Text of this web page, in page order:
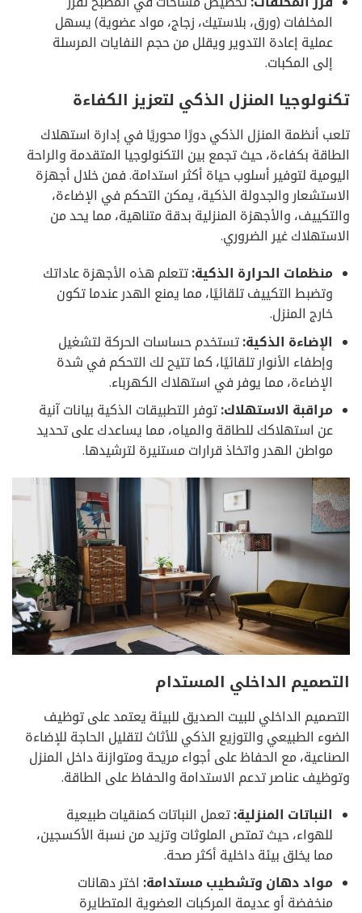
المخلفات (ورق، بلاستيك، زجاج، مواد عضوية) يسهل
عملية إعادة التدوير ويقلل من حجم النفايات المرسلة
إلى المكبات.
تكنولوجيا المنزل الذكي لتعزيز الكفاءة
تلعب أنظمة المنزل الذكي دورًا محوريًا في إدارة استهلاك
الطاقة بكفاءة، حيث تجمع بين التكنولوجيا المتقدمة والراحة
اليومية لتوفير أسلوب حياة أكثر استدامة. فمن خلال أجهزة
الاستشعار والجدولة الذكية، يمكن التحكم في الإضاءة،
والتكييف، والأجهزة المنزلية بدقة متناهية، مما يحد من
الاستهلاك غير الضروري.
منظمات الحرارة الذكية:تتعلم هذه الأجهزة عاداتك
وتضبط التكييف تلقائيًا، مما يمنع الهدر عندما تكون
خارج المنزل.
الإضاءة الذكية:تستخدم حساسات الحركة لتشغيل
وإطفاء الأنوار تلقائيًا، كما تتيح لك التحكم في شدة
الإضاءة، مما يوفر في استهلاك الكهرباء.
مراقبة الاستهلاك:توفر التطبيقات الذكية بيانات آنية
عن استهلاكك للطاقة والمياه، مما يساعدك على تحديد
مواطن الهدر واتخاذ قرارات مستنيرة لترشيدها.
التصميم الداخلي المستدام
التصميم الداخلي للبيت الصديق للبيئة يعتمد على توظيف
الضوء الطبيعي والتوزيع الذكي للأثاث لتقليل الحاجة للإضاءة
الصناعية، مع الحفاظ على أجواء مريحة ومتوازنة داخل المنزل
وتوظيف عناصر تدعم الاستدامة والحفاظ على الطاقة.
النباتات المنزلية:تعمل النباتات كمنقيات طبيعية
للهواء، حيث تمتص الملوثات وتزيد من نسبة الأكسجين،
مما يخلق بيئة داخلية أكثر صحة.
مواد دهان وتشطيب مستدامة:اختر دهانات
منخفضة أو عديمة المركبات العضوية المتطايرة